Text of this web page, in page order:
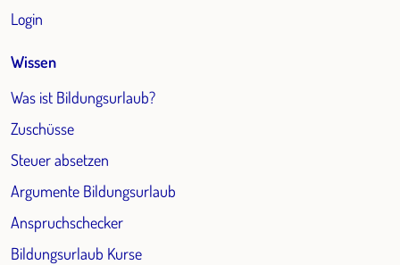
Login
Wissen
Was ist Bildungsurlaub?
Zuschüsse
Steuer absetzen
Argumente Bildungsurlaub
Anspruchschecker
Bildungsurlaub Kurse